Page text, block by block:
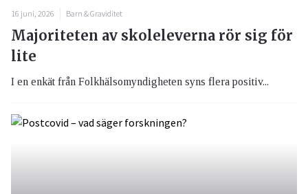
16 juni, 2026 Barn & Graviditet
Majoriteten av skoleleverna rör sig för
lite
I en enkät från Folkhälsomyndigheten syns flera positiv...